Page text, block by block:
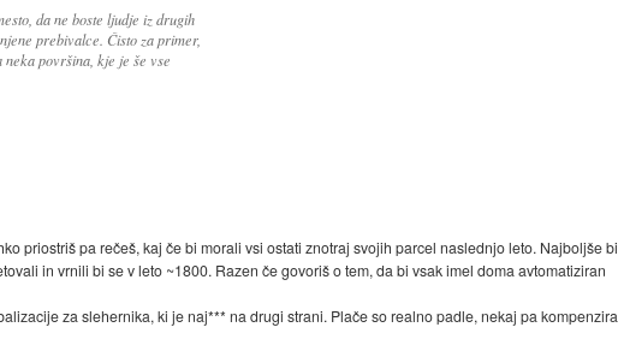
da ne boste ljudje iz drugih
prebivalce. Čisto za primer,
površina, kje je še vse
priostriš pa rečeš, kaj če bi morali vsi ostati znotraj svojih parcel naslednjo leto. Najboljše bi
in vrnili bi se v leto ~1800. Razen če govoriš o tem, da bi vsak imel doma avtomatiziran
za slehernika, ki je naj*** na drugi strani. Plače so realno padle, nekaj pa kompenzira